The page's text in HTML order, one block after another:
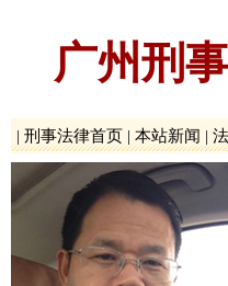
广州刑
| 刑事法律首页 | 本站新闻 |